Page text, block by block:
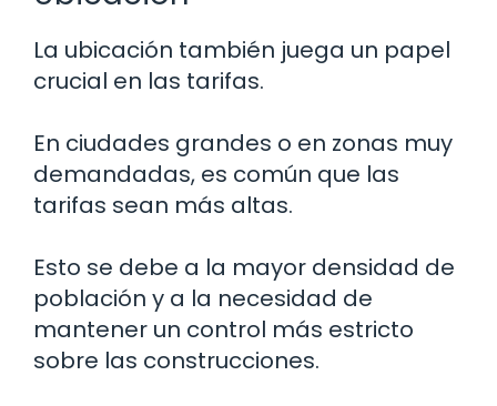
La ubicación también juega un papel
crucial en las tarifas.
En ciudades grandes o en zonas muy
demandadas, es común que las
tarifas sean más altas.
Esto se debe a la mayor densidad de
población y a la necesidad de
mantener un control más estricto
sobre las construcciones.